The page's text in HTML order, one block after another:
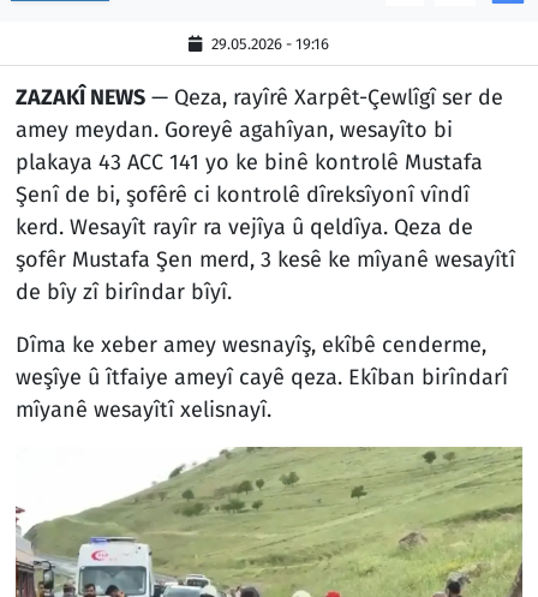
29.05.2026 - 19:16
ZAZAKÎ NEWS— Qeza, rayîrê Xarpêt-Çewlîgî ser de
amey meydan. Goreyê agahîyan, wesayîto bi
plakaya 43 ACC 141 yo ke binê kontrolê Mustafa
Şenî de bi, şofêrê ci kontrolê dîreksîyonî vîndî
kerd. Wesayît rayîr ra vejîya û qeldîya. Qeza de
şofêr Mustafa Şen merd, 3 kesê ke mîyanê wesayîtî
de bîy zî birîndar bîyî.
Dîma ke xeber amey wesnayîş, ekîbê cenderme,
weşîye û îtfaiye ameyî cayê qeza. Ekîban birîndarî
mîyanê wesayîtî xelisnayî.